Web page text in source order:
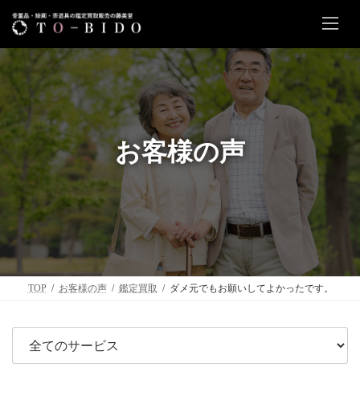
コ
ン
ツ
ナ
ー
シ
お客様の声
TOP お客様の声 鑑定買取 ダメ元でもお願いしてよかったです。